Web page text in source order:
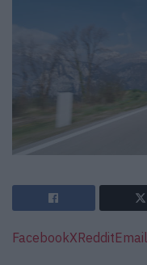
FacebookXRedditEmail